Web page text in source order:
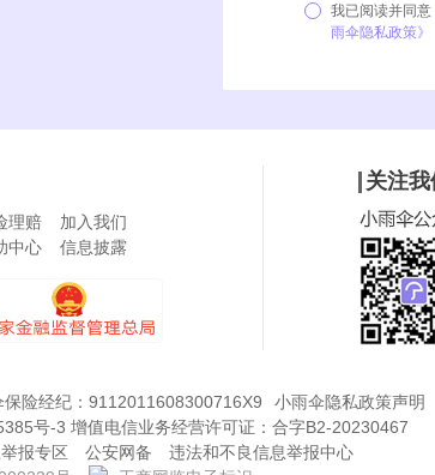
我已阅读并同意
雨伞隐私政策》
理赔
加入我们
中心 信息披露
关注我
保险经纪：9112011608300716X9
小雨伞隐私政策声明
号-3 增值电信业务经营许可证： 合字B2-20230467
报专区 公安网备
违法和不良信息举报中心